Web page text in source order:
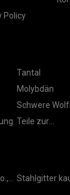
Policy
Tantal
Molybdän
Schwere
Teile zur
Stahlgitter